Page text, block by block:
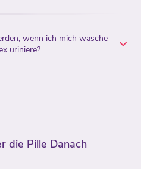
wenn ich mich wasche
uriniere?
die Pille Danach